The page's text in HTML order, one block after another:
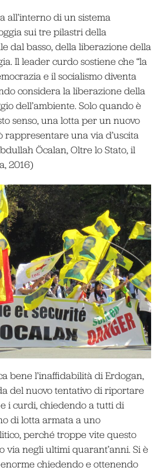
all’interno di un sistema
sui tre pilastri della
dal basso, della liberazione della
Il leader curdo sostiene che “la
e il socialismo diventa
considera la liberazione della
dell’ambiente. Solo quando è
senso, una lotta per un nuovo
rappresentare una via d’uscita
Öcalan, Oltre lo Stato, il
2016)
bene l’inaffidabilità di Erdogan,
del nuovo tentativo di riportare
i curdi, chiedendo a tutti di
di lotta armata a uno
perché troppe vite questo
via negli ultimi quarant’anni. Si è
chiedendo e ottenendo